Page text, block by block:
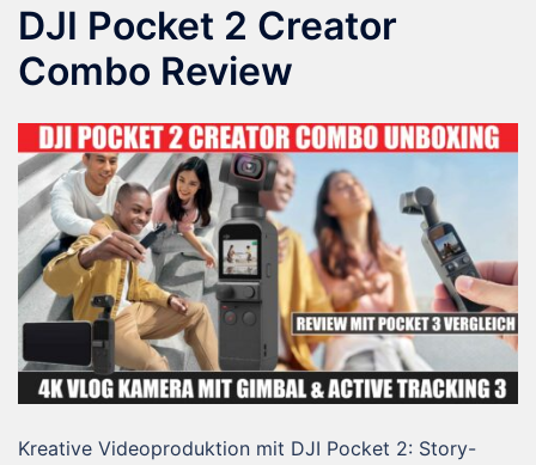
DJI Pocket 2 Creator
Combo Review
Kreative Videoproduktion mit DJI Pocket 2: Story-